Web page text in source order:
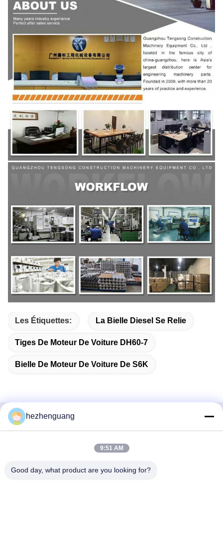
Les Étiquettes: La Bielle Diesel Se Relie
Tiges De Moteur De Voiture DH60-7
Bielle De Moteur De Voiture De S6K
Contactez rapidement
avenue de Zhongshan, secteur de Tianhe, Guangzhou,
hezhenguang
9:51 AM
Good day, what product are you looking for?